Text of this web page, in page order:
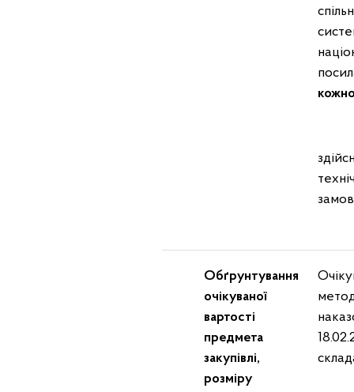
Обґрунтування
очікуваної
вартості
предмета
закупівлі,
розміру